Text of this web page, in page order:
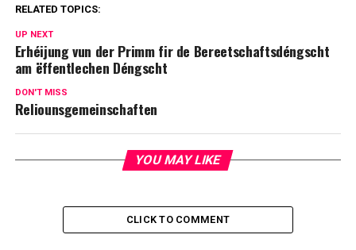
RELATED TOPICS:
UP NEXT
Erhéijung vun der Primm fir de Bereetschaftsdéngscht
am ëffentlechen Déngscht
DON'T MISS
Reliounsgemeinschaften
YOU MAY LIKE
CLICK TO COMMENT